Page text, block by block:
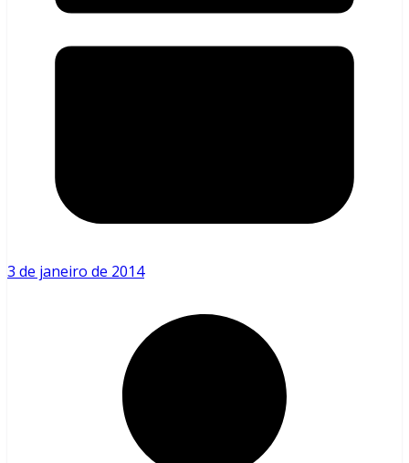
3 de janeiro de 2014